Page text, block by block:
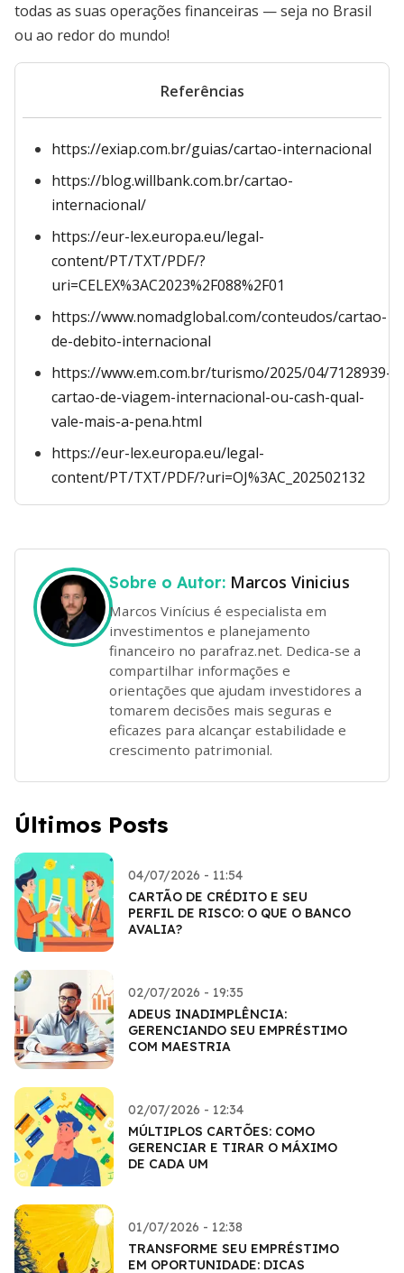
todas as suas operações financeiras — seja no Brasil
ou ao redor do mundo!
Referências
https://exiap.com.br/guias/cartao-internacional
https://blog.willbank.com.br/cartao-
internacional/
https://eur-lex.europa.eu/legal-
content/PT/TXT/PDF/?
uri=CELEX%3AC2023%2F088%2F01
https://www.nomadglobal.com/conteudos/cartao-
de-debito-internacional
https://www.em.com.br/turismo/2025/04/7128939-
cartao-de-viagem-internacional-ou-cash-qual-
vale-mais-a-pena.html
https://eur-lex.europa.eu/legal-
content/PT/TXT/PDF/?uri=OJ%3AC_202502132
Sobre o Autor: Marcos Vinicius
Marcos Vinícius é especialista em
investimentos e planejamento
financeiro no parafraz.net. Dedica-se a
compartilhar informações e
orientações que ajudam investidores a
tomarem decisões mais seguras e
eficazes para alcançar estabilidade e
crescimento patrimonial.
Últimos Posts
04/07/2026 - 11:54
CARTÃO DE CRÉDITO E SEU
PERFIL DE RISCO: O QUE O BANCO
AVALIA?
02/07/2026 - 19:35
ADEUS INADIMPLÊNCIA:
GERENCIANDO SEU EMPRÉSTIMO
COM MAESTRIA
02/07/2026 - 12:34
MÚLTIPLOS CARTÕES: COMO
GERENCIAR E TIRAR O MÁXIMO
DE CADA UM
01/07/2026 - 12:38
TRANSFORME SEU EMPRÉSTIMO
EM OPORTUNIDADE: DICAS